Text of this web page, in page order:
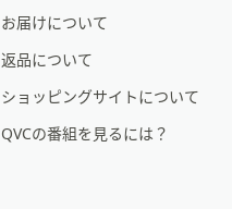
お届けについて
返品について
ショッピングサイトについて
QVCの番組を見るには？